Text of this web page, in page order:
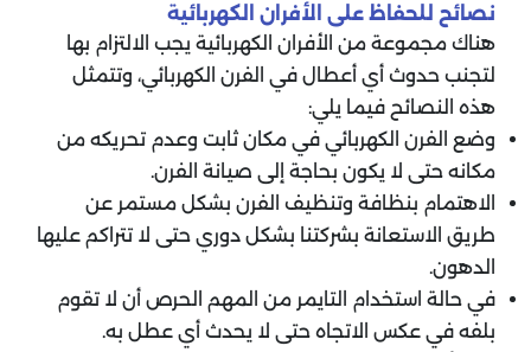
نصائح للحفاظ على الأفران الكهربائية
هناك مجموعة من الأفران الكهربائية يجب الالتزام بها
لتجنب حدوث أي أعطال في الفرن الكهربائي، وتتمثل
هذه النصائح فيما يلي:
وضع الفرن الكهربائي في مكان ثابت وعدم تحريكه من
مكانه حتى لا يكون بحاجة إلى صيانة الفرن.
الاهتمام بنظافة وتنظيف الفرن بشكل مستمر عن
طريق الاستعانة بشركتنا بشكل دوري حتى لا تتراكم عليها
الدهون.
في حالة استخدام التايمر من المهم الحرص أن لا تقوم
بلفه في عكس الاتجاه حتى لا يحدث أي عطل به.